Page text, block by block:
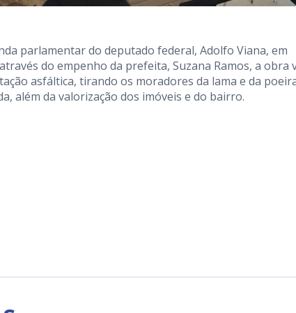
parlamentar do deputado federal, Adolfo Viana, em
do empenho da prefeita, Suzana Ramos, a obra
asfáltica, tirando os moradores da lama e da
além da valorização dos imóveis e do bairro.